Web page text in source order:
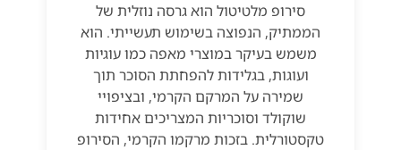
סירופ מלטיטול הוא גרסה נוזלית של
הממתיק, הנפוצה בשימוש תעשייתי. הוא
משמש בעיקר במוצרי מאפה כמו עוגיות
ועוגות, בגלידות להפחתת הסוכר תוך
שמירה על המרקם הקרמי, ובציפויי
שוקולד וסוכריות המצריכים אחידות
טקסטורלית. בזכות מרקמו הקרמי, הסירופ